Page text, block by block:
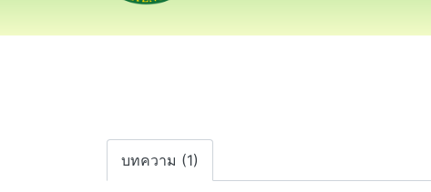
บทความ (1)